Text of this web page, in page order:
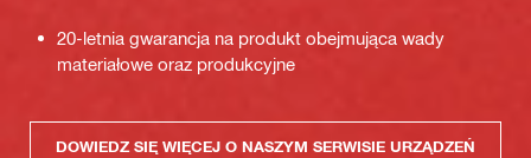
20-letnia gwarancja na produkt obejmująca wady
materiałowe oraz produkcyjne
DOWIEDZ SIĘ WIĘCEJ O NASZYM SERWISIE URZĄDZEŃ